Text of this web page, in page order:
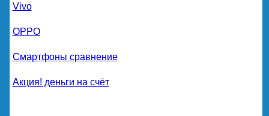
Vivo
OPPO
Смартфоны сравнение
Акция! деньги на счёт